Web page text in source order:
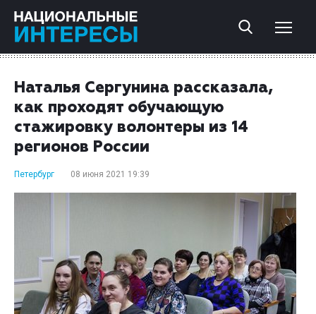
Наталья Сергунина рассказала,
как проходят обучающую
стажировку волонтеры из 14
регионов России
Петербург 08 июня 2021 19:39